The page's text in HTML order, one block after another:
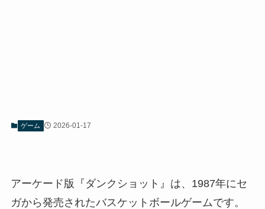
ゲーム 2026-01-17
アーケード版『ダンクショット』は、1987年にセ
ガから発売されたバスケットボールゲームです。